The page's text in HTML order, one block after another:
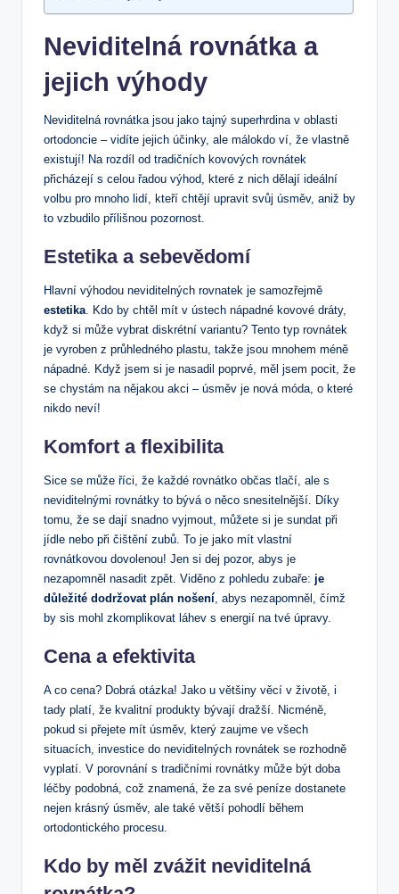
Neviditelná rovnátka a
jejich výhody
Neviditelná rovnátka jsou jako tajný superhrdina v oblasti
ortodoncie – vidíte jejich účinky, ale málokdo ví, že vlastně
existují! Na rozdíl od tradičních kovových rovnátek
přicházejí s celou řadou výhod, které z nich dělají ideální
volbu pro mnoho lidí, kteří chtějí upravit svůj úsměv, aniž by
to vzbudilo přílišnou pozornost.
Estetika a sebevědomí
Hlavní výhodou neviditelných rovnatek je samozřejmě
estetika. Kdo by chtěl mít v ústech nápadné kovové dráty,
když si může vybrat diskrétní variantu? Tento typ rovnátek
je vyroben z průhledného plastu, takže jsou mnohem méně
nápadné. Když jsem si je nasadil poprvé, měl jsem pocit, že
se chystám na nějakou akci – úsměv je nová móda, o které
nikdo neví!
Komfort a flexibilita
Sice se může říci, že každé rovnátko občas tlačí, ale s
neviditelnými rovnátky to bývá o něco snesitelnější. Díky
tomu, že se dají snadno vyjmout, můžete si je sundat při
jídle nebo při čištění zubů. To je jako mít vlastní
rovnátkovou dovolenou! Jen si dej pozor, abys je
nezapomněl nasadit zpět. Viděno z pohledu zubaře: je
důležité dodržovat plán nošení, abys nezapomněl, čímž
by sis mohl zkomplikovat láhev s energií na tvé úpravy.
Cena a efektivita
A co cena? Dobrá otázka! Jako u většiny věcí v životě, i
tady platí, že kvalitní produkty bývají dražší. Nicméně,
pokud si přejete mít úsměv, který zaujme ve všech
situacích, investice do neviditelných rovnátek se rozhodně
vyplatí. V porovnání s tradičními rovnátky může být doba
léčby podobná, což znamená, že za své peníze dostanete
nejen krásný úsměv, ale také větší pohodlí během
ortodontického procesu.
Kdo by měl zvážit neviditelná